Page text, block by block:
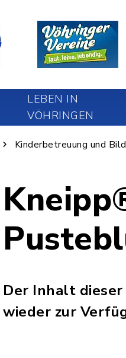
LEBEN IN
VÖHRINGEN
Kinderbetreuung und
Der Inhalt
wieder zur